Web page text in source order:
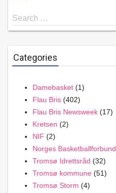
Search
for
Search …
Categories
Damebasket (1)
Flau Bris (402)
Flau Bris Newsweek (17)
Kretsen (2)
NIF (2)
Norges Basketballforbund
Tromsø Idrettsråd (32)
Tromsø kommune (51)
Tromsø Storm (4)